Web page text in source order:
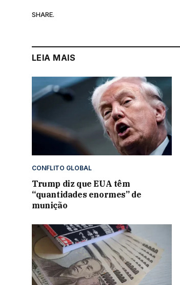
SHARE.
LEIA MAIS
CONFLITO GLOBAL
Trump diz que EUA têm
“quantidades enormes” de
munição